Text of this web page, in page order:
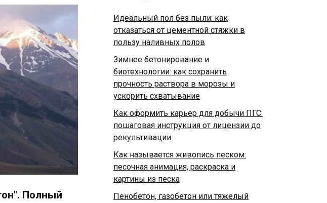
Полный
Идеальный пол без пыли: как
отказаться от цементной стяжки в
пользу наливных полов
Зимнее бетонирование и
биотехнологии: как сохранить
прочность раствора в морозы и
ускорить схватывание
Как оформить карьер для добычи ПГС:
пошаговая инструкция от лицензии до
рекультивации
Как называется живопись песком:
песочная анимация, раскраска и
картины из песка
Пенобетон, газобетон или тяжелый